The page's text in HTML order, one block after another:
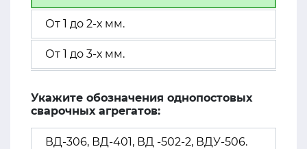
От 1 до 2-х мм.
От 1 до 3-х мм.
Укажите обозначения однопостовых
сварочных агрегатов:
ВД-306, ВД-401, ВД -502-2, ВДУ-506.